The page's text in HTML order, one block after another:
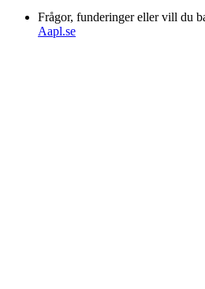
Frågor, funderinger eller vill du
Aapl.se